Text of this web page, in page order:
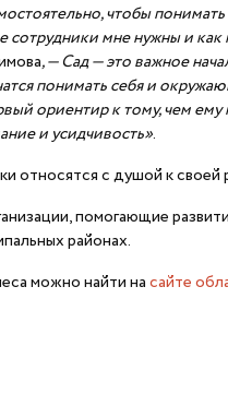
чтобы
сотрудники мне нужны и
, — Сад — это важное
понимать себя и
ориентир к тому, чем
и усидчивость».
относятся с душой к своей
помогающие
районах.
можно найти насайте